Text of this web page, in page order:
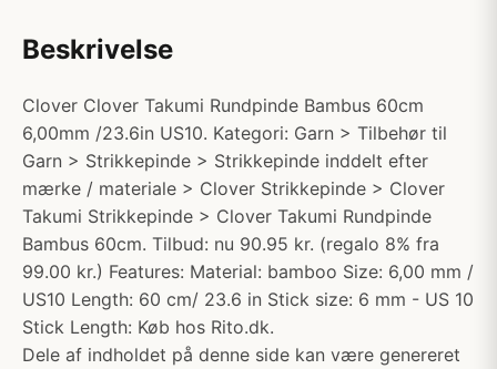
Beskrivelse
Clover Clover Takumi Rundpinde Bambus 60cm
6,00mm /23.6in US10. Kategori: Garn > Tilbehør til
Garn > Strikkepinde > Strikkepinde inddelt efter
mærke / materiale > Clover Strikkepinde > Clover
Takumi Strikkepinde > Clover Takumi Rundpinde
Bambus 60cm. Tilbud: nu 90.95 kr. (regalo 8% fra
99.00 kr.) Features: Material: bamboo Size: 6,00 mm /
US10 Length: 60 cm/ 23.6 in Stick size: 6 mm - US 10
Stick Length: Køb hos Rito.dk.
Dele af indholdet på denne side kan være genereret